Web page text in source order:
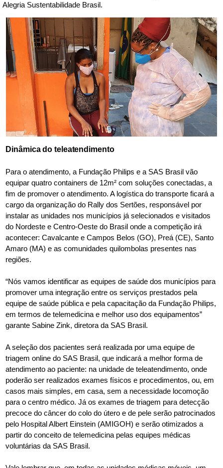
Alegria Sustentabilidade Brasil.
Dinâmica do teleatendimento
Para o atendimento, a Fundação Philips e a SAS Brasil vão
equipar quatro containers de 12m² com soluções conectadas, a
fim de promover o atendimento. A logística do transporte ficará a
cargo da organização do Rally dos Sertões, responsável por
instalar as unidades nos municípios já selecionados e visitados
do Nordeste e Centro-Oeste do Brasil onde a competição irá
acontecer: Cavalcante e Campos Belos (GO), Preá (CE), Santo
Amaro (MA) e as comunidades quilombolas presentes nas
regiões.
“Nós vamos identificar as equipes de saúde dos municípios para
promover uma integração entre os serviços prestados pela
equipe de saúde pública e pela capacitação da Fundação Philips,
em termos de telemedicina e melhor uso dos equipamentos”
garante Sabine Zink, diretora da SAS Brasil.
A seleção dos pacientes será realizada por uma equipe de
triagem online do SAS Brasil, que indicará a melhor forma de
atendimento ao paciente: na unidade de teleatendimento, onde
poderão ser realizados exames físicos e procedimentos, ou, em
casos mais simples, em casa, sem a necessidade locomoção
para o centro médico. Já os exames de triagem para detecção
precoce do câncer do colo do útero e de pele serão patrocinados
pelo Hospital Albert Einstein (AMIGOH) e serão otimizados a
partir do conceito de telemedicina pelas equipes médicas
voluntárias da SAS Brasil.